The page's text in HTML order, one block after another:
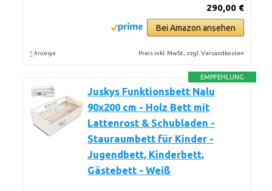
290,00 €
Bei Amazon ansehen
* Anzeige Preis inkl. MwSt., zzgl. Versandkosten
EMPFEHLUNG
Juskys Funktionsbett Nalu
90x200 cm - Holz Bett mit
Lattenrost & Schubladen -
Stauraumbett für Kinder -
Jugendbett, Kinderbett,
Gästebett - Weiß